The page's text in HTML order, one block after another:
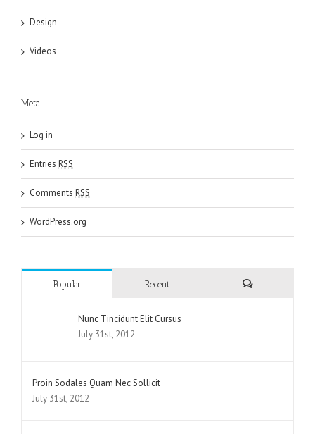
Design
Videos
Meta
Log in
Entries RSS
Comments RSS
WordPress.org
Popular Recent
Nunc Tincidunt Elit Cursus
July 31st, 2012
Proin Sodales Quam Nec Sollicit
July 31st, 2012